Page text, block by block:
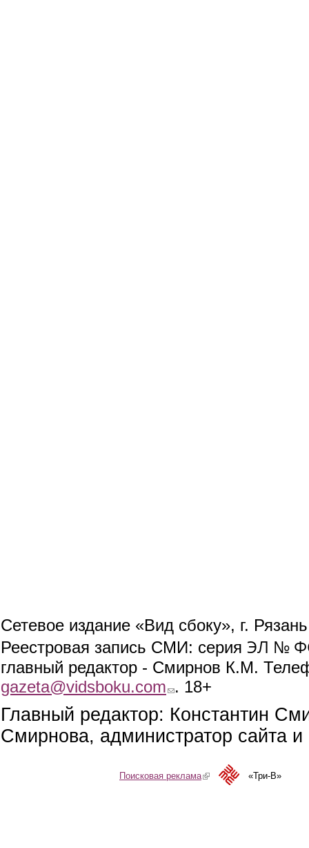
Сетевое издание «Вид сбоку», г.
Реестровая запись СМИ: серия ЭЛ №
главный редактор - Смирнов К.М.
gazeta@vidsboku.com (link sends e-mail)
. 18+
Главный редактор: Константин
Смирнова, администратор сайта
Поисковая реклама(link is external)«Три-В»